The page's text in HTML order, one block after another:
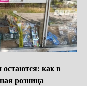
остаются: как в
розница